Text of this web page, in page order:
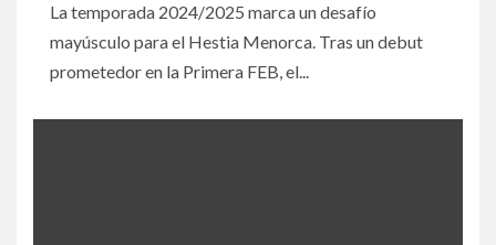
La temporada 2024/2025 marca un desafío
mayúsculo para el Hestia Menorca. Tras un debut
prometedor en la Primera FEB, el...